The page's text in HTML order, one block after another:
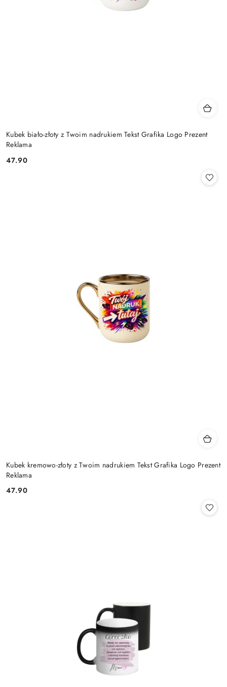
Kubek biało-złoty z Twoim nadrukiem Tekst Grafika Logo Prezent
Reklama
Cena:
47.90
Kubek kremowo-złoty z Twoim nadrukiem Tekst Grafika Logo Prezent
Reklama
Cena:
47.90